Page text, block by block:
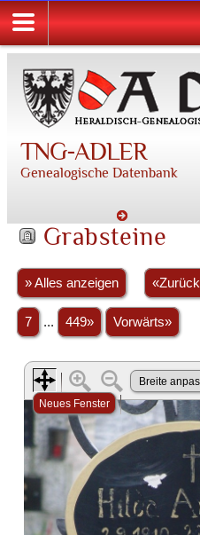
TNG-ADLER
Genealogische Datenbank
Grabsteine
» Alles anzeigen «Zurück
7 ... 449» Vorwärts»